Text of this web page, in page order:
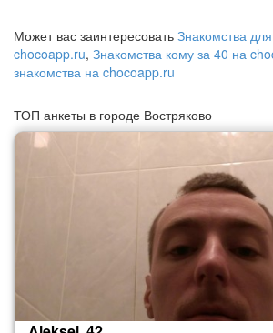
Может вас заинтересовать Знакомства
chocoapp.ru, Знакомства кому за 40 на
знакомства на chocoapp.ru
ТОП анкеты в городе Востряково